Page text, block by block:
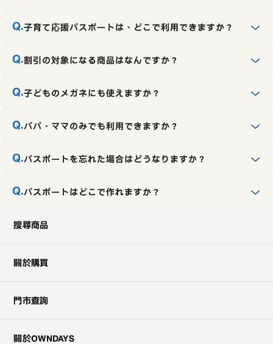
子育て応援パスポートは、どこで利用できますか？
割引の対象になる商品はなんですか？
子どものメガネにも使えますか？
パパ・ママのみでも利用できますか？
パスポートを忘れた場合はどうなりますか？
パスポートはどこで作れますか？
搜尋商品
關於購買
門市查詢
關於OWNDAYS